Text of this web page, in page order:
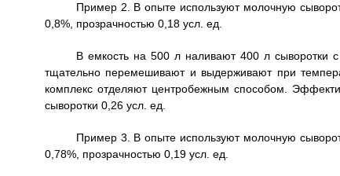
Пример 2. В опыте используют молочную
0,8%, прозрачностью 0,18 усл. ед.
В емкость на 500 л наливают 400 л сыворотки
тщательно перемешивают и выдерживают при
комплекс отделяют центробежным способом.
сыворотки 0,26 усл. ед.
Пример 3. В опыте используют молочную
0,78%, прозрачностью 0,19 усл. ед.